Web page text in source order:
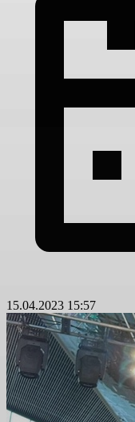
15.04.2023 15:57